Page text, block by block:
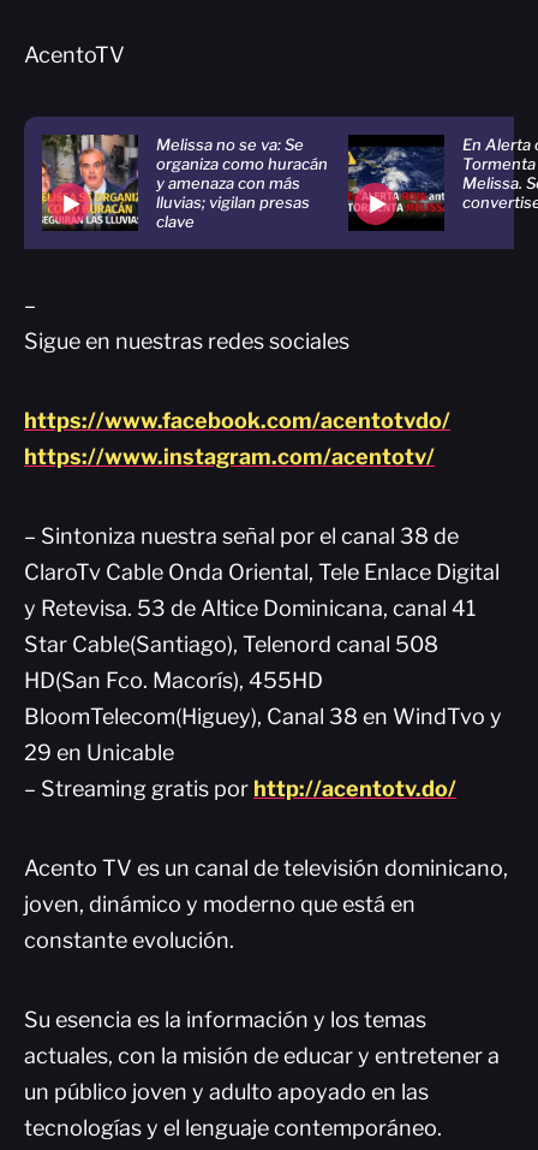
AcentoTV
Melissa no se va: Se
organiza como huracán
y amenaza con más
lluvias; vigilan presas
clave
En Alerta
Melissa.
–
Sigue en nuestras redes sociales
https://www.facebook.com/acentotvdo/
https://www.instagram.com/acentotv/
– Sintoniza nuestra señal por el canal 38 de
ClaroTv Cable Onda Oriental, Tele Enlace Digital
y Retevisa. 53 de Altice Dominicana, canal 41
Star Cable(Santiago), Telenord canal 508
HD(San Fco. Macorís), 455HD
BloomTelecom(Higuey), Canal 38 en WindTvo y
29 en Unicable
– Streaming gratis por http://acentotv.do/
Acento TV es un canal de televisión dominicano,
joven, dinámico y moderno que está en
constante evolución.
Su esencia es la información y los temas
actuales, con la misión de educar y entretener a
un público joven y adulto apoyado en las
tecnologías y el lenguaje contemporáneo.